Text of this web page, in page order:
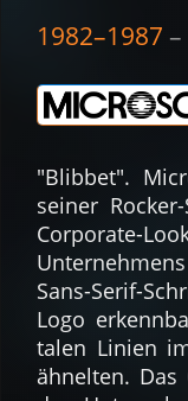
1982–1987
"Blibbet".
seiner
Cor­po­rate-
Sans-Serif-
Logo
talen Linien
ähnelten.